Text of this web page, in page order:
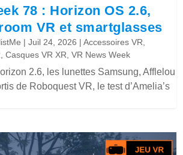
78 : Horizon OS 2.6,
VR et smartglasses
|Juil 24, 2026 |Accessoires VR,
,Casques VR XR,VR News Week
2.6, les lunettes Samsung, Afflelou
de Roboquest VR, le test d’Amelia’s